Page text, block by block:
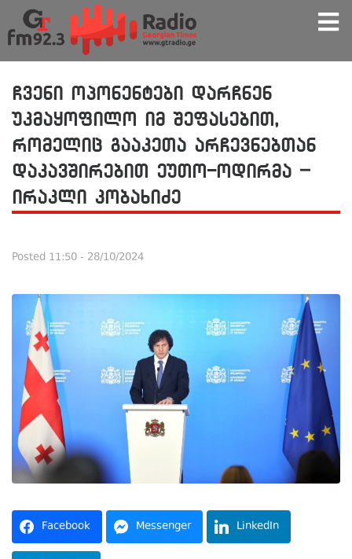
ჩვენი ოპონენტები დარჩნენ
უკმაყოფილო იმ შეფასებით,
რომელიც გააკეთა არჩევნებთან
დაკავშირებით ეუთო-ოდირმა –
ირაკლი კობახიძე
Posted 11:50 - 28/10/2024
Facebook Messenger LinkedIn